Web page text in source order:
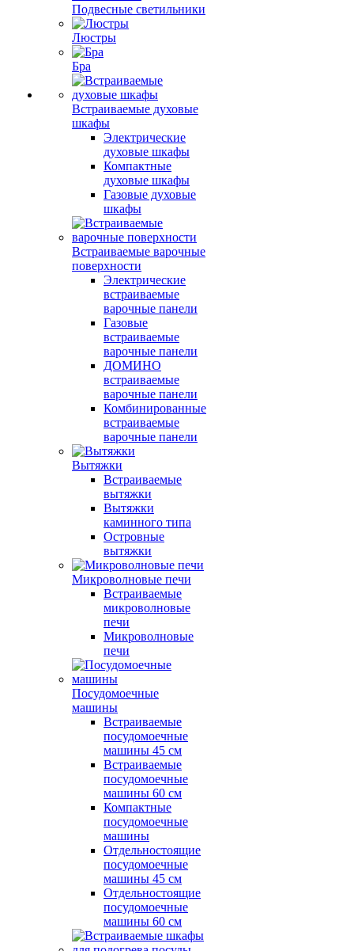
Подвесные светильники
Люстры
Бра
Встраиваемые духовые
шкафы
Электрические
духовые шкафы
Компактные
духовые шкафы
Газовые духовые
шкафы
Встраиваемые варочные
поверхности
Электрические
встраиваемые
варочные панели
Газовые
встраиваемые
варочные панели
ДОМИНО
встраиваемые
варочные панели
Комбинированные
встраиваемые
варочные панели
Вытяжки
Встраиваемые
вытяжки
Вытяжки
каминного типа
Островные
вытяжки
Микроволновые печи
Встраиваемые
микроволновые
печи
Микроволновые
печи
Посудомоечные
машины
Встраиваемые
посудомоечные
машины 45 см
Встраиваемые
посудомоечные
машины 60 см
Компактные
посудомоечные
машины
Отдельностоящие
посудомоечные
машины 45 см
Отдельностоящие
посудомоечные
машины 60 см